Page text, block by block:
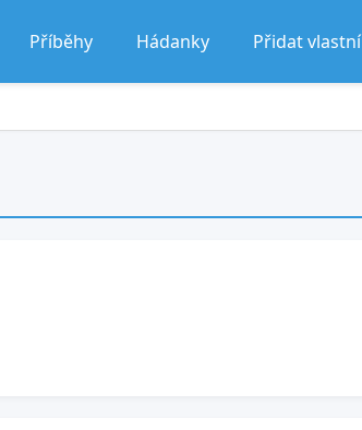
Příběhy Hádanky Přidat vlastní